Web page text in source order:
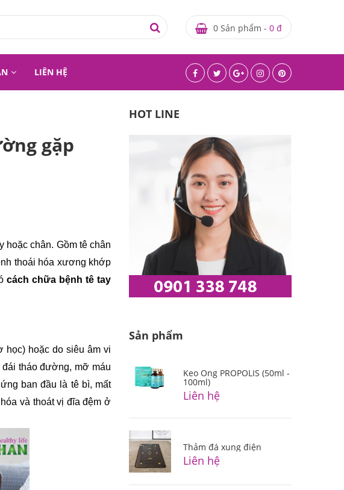
0 Sản phẩm - 0 đ
LIÊN HỆ
gặp
chân. Gồm tê chân
thoái hóa xương khớp
cách chữa bệnh tê tay
học) hoặc do siêu âm vi
tháo đường, mỡ máu
ban đầu là tê bì, mất
và thoát vị đĩa đệm ở
HOT LINE
Sản phẩm
Keo Ong PROPOLIS (50ml -
100ml)
Liên hệ
Thảm đá xung điện
Liên hệ